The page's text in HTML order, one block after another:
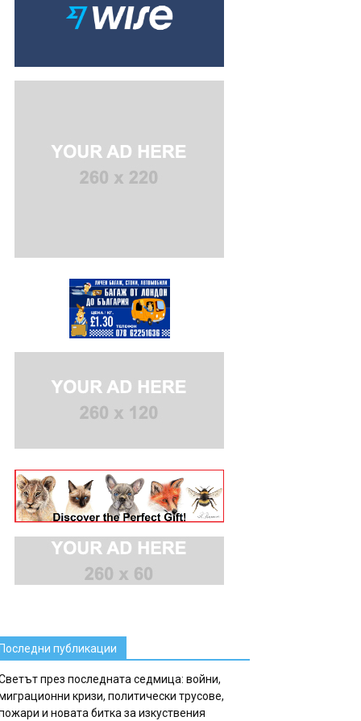
публикации
през последната седмица: войни,
кризи, политически трусове,
и новата битка за изкуствения